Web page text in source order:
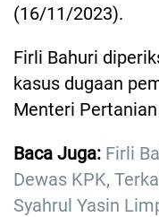
(16/11/2023).
Firli Bahuri
kasus dugaan
Menteri
Baca Juga: Firli
Dewas KPK,
Syahrul Yasin